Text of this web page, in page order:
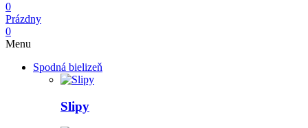
0
Prázdny
0
Menu
Spodná bielizeň
Slipy